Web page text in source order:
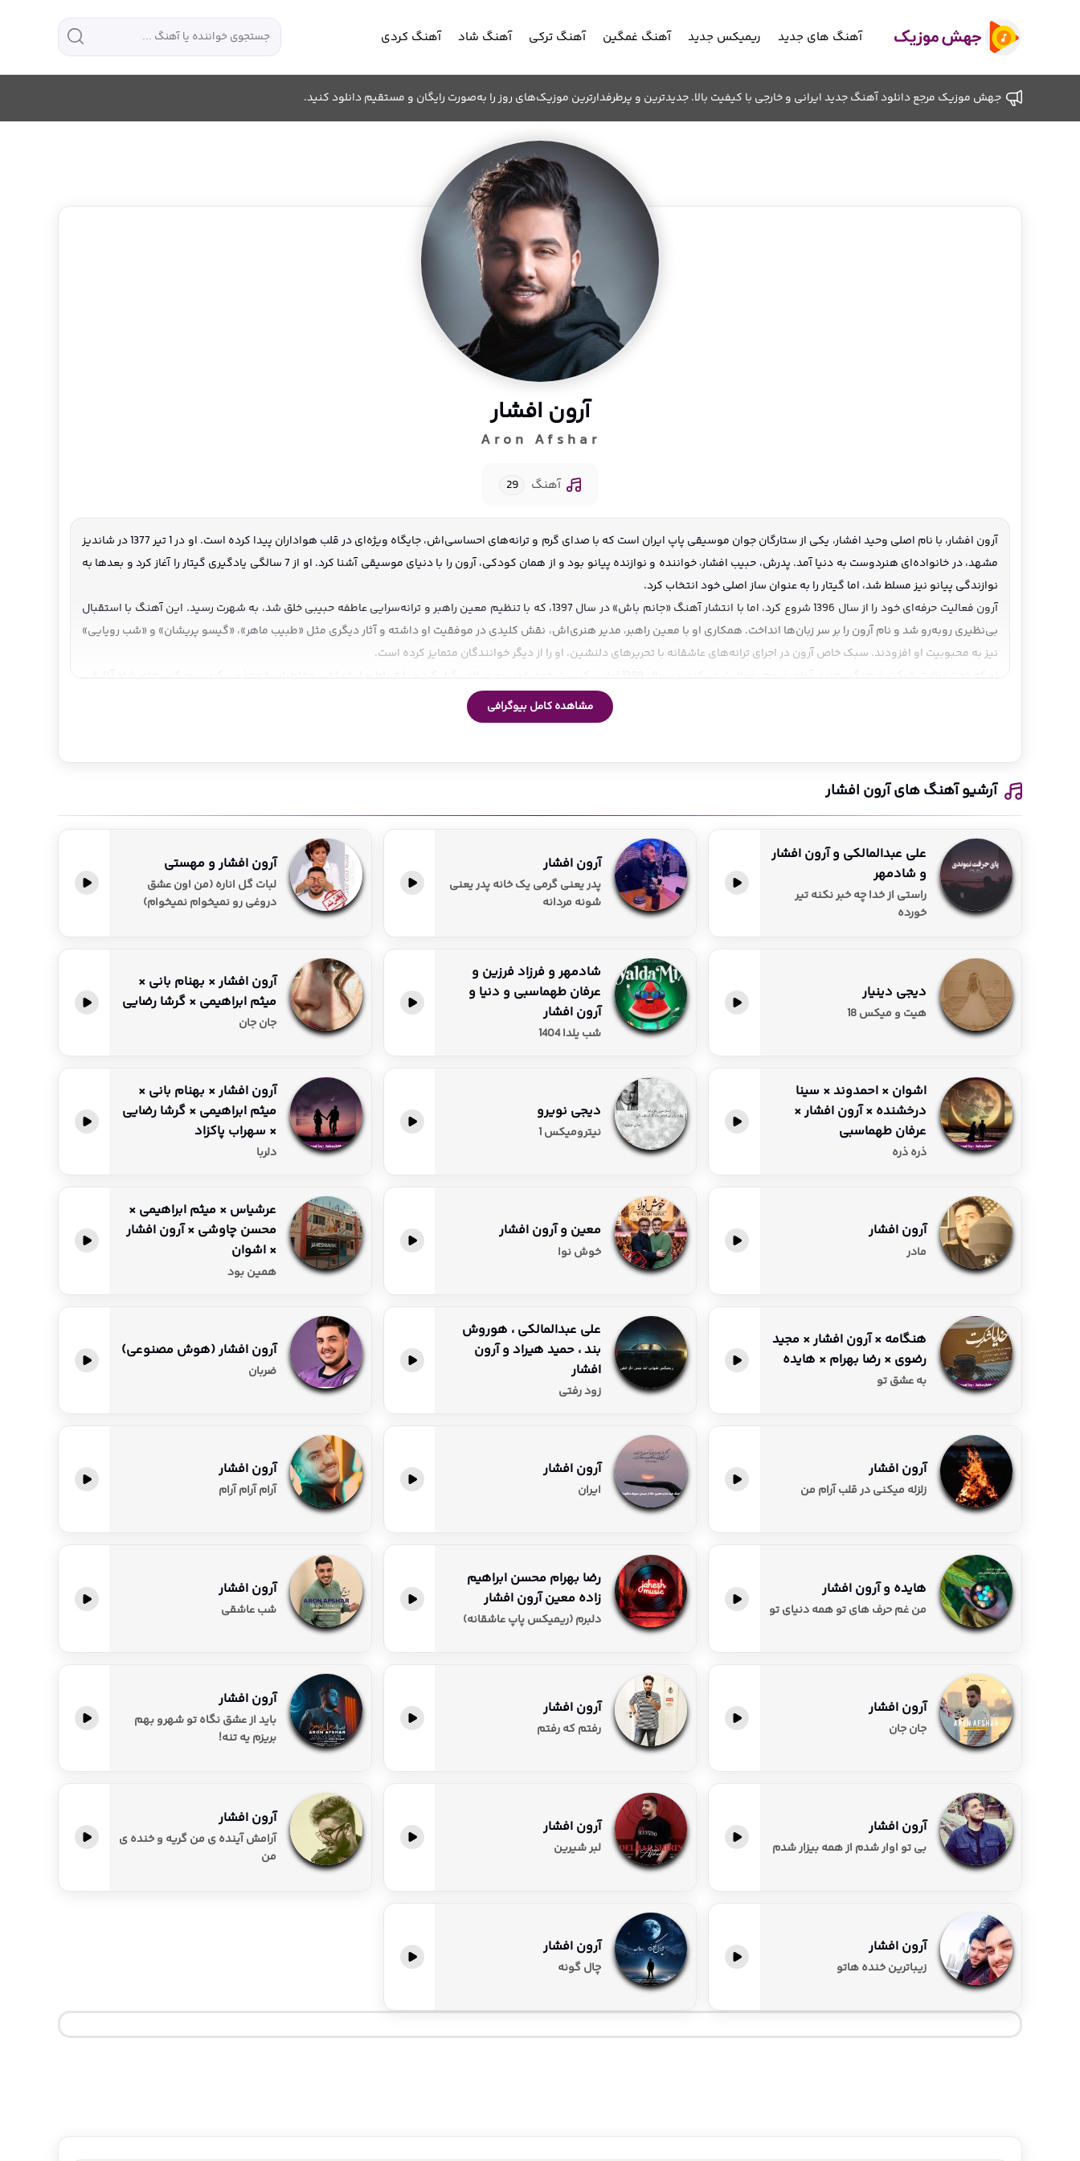
آهنگ های جدید ریمیکس جدید آهنگ غمگین آهنگ ترکی آهنگ شاد آهنگ کردی
جهش موزیک مرجع دانلود آهنگ جدید ایرانی و خارجی با کیفیت بالا. جدیدترین و پرطرفدارترین موزیک‌های روز را به‌صورت رایگان و مستقیم دانلود کنید.
آرون افشار
Aron Afshar
آهنگ 29
آرون افشار، با نام اصلی وحید افشار، یکی از ستارگان جوان موسیقی پاپ ایران است که با صدای گرم و ترانه‌های احساسی‌اش، جایگاه ویژه‌ای در قلب هواداران پیدا کرده است. او در 1 تیر 1377 در شاندیز
مشهد، در خانواده‌ای هنردوست به دنیا آمد. پدرش، حبیب افشار، خواننده و نوازنده پیانو بود و از همان کودکی، آرون را با دنیای موسیقی آشنا کرد. او از 7 سالگی یادگیری گیتار را آغاز کرد و بعدها به
نوازندگی پیانو نیز مسلط شد، اما گیتار را به عنوان ساز اصلی خود انتخاب کرد.
آرون فعالیت حرفه‌ای خود را از سال 1396 شروع کرد، اما با انتشار آهنگ «جانم باش» در سال 1397، که با تنظیم معین راهبر و ترانه‌سرایی عاطفه حبیبی خلق شد، به شهرت رسید. این آهنگ با استقبال
بی‌نظیری روبه‌رو شد و نام آرون را بر سر زبان‌ها انداخت. همکاری او با معین راهبر، مدیر هنری‌اش، نقش کلیدی در موفقیت او داشته و آثار دیگری مثل «طبیب ماهر»، «گیسو پریشان» و «شب رویایی»
نیز به محبوبیت او افزودند. سبک خاص آرون در اجرای ترانه‌های عاشقانه با تحریرهای دلنشین، او را از دیگر خوانندگان متمایز کرده است.
او که تحت نظارت شرکت فرهنگی هنری آوای فروهر فعالیت می‌کند، در سال 1398 اولین کنسرت خود را در برج میلاد برگزار کرد و با تسلط و انرژی‌اش، مخاطبان را مجذوب کرد. ریمیکس‌های شاد آثارش،
مشاهده کامل بیوگرافی
آرشیو آهنگ های آرون افشار
علی عبدالمالکی و آرون افشار
و شادمهر
راستی از خدا چه خبر نکنه تیر
خورده
آرون افشار
پدر یعنی گرمی یک خانه پدر یعنی
شونه مردانه
آرون افشار و مهستی
لبات گل اناره (من اون عشق
دروغی رو نمیخوام نمیخوام)
پخش آنلاین
دیجی دینیار
هیت و میکس 18
شادمهر و فرزاد فرزین و
عرفان طهماسبی و دنیا و
آرون افشار
شب یلدا 1404
آرون افشار × بهنام بانی ×
میثم ابراهیمی × گرشا رضایی
جان جان
پخش آنلاین
اشوان × احمدوند × سینا
درخشنده × آرون افشار ×
عرفان طهماسبی
ذره ذره
دیجی نویرو
نیترومیکس 1
پخش آنلاین
آرون افشار × بهنام بانی ×
میثم ابراهیمی × گرشا رضایی
× سهراب پاکزاد
دلربا
آرون افشار
مادر
معین و آرون افشار
خوش نوا
عرشیاس × میثم ابراهیمی ×
محسن چاوشی × آرون افشار
× اشوان
همین بود
پخش آنلاین
هنگامه × آرون افشار × مجید
رضوی × رضا بهرام × هایده
به عشق تو
علی عبدالمالکی ، هوروش
بند ، حمید هیراد و آرون
افشار
زود رفتی
پخش آنلاین
آرون افشار (هوش مصنوعی)
ضربان
پخش آنلاین
آرون افشار
زلزله میکنی در قلب آرام من
آرون افشار
ایران
پخش آنلاین
آرون افشار
آرام آرام آرام
هایده و آرون افشار
من غم حرف های تو همه دنیای تو
رضا بهرام محسن ابراهیم
زاده معین آرون افشار
دلبرم (ریمیکس پاپ عاشقانه)
پخش آنلاین
آرون افشار
شب عاشقی
پخش آنلاین
آرون افشار
جان جان
آرون افشار
رفتم که رفتم
آرون افشار
باید از عشق نگاه تو شهرو بهم
بریزم یه تنه!
آرون افشار
بی تو اوار شدم از همه بیزار شدم
آرون افشار
لبر شیرین
آرون افشار
آرامش آینده ی من گریه و خنده ی
من
آرون افشار
زیباترین خنده هاتو
آرون افشار
چال گونه